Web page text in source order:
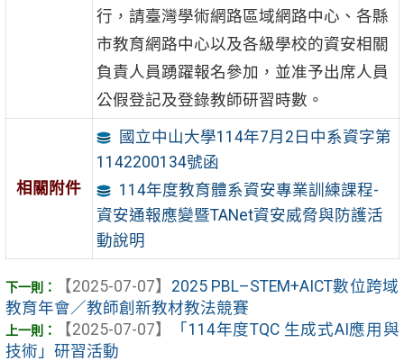
行，請臺灣學術網路區域網路中心、各縣
市教育網路中心以及各級學校的資安相關
負責人員踴躍報名參加，並准予出席人員
公假登記及登錄教師研習時數。
相關附件
國立中山大學114年7月2日中系資字第
1142200134號函
114年度教育體系資安專業訓練課程-
資安通報應變暨TANet資安威脅與防護活
動說明
【2025-07-07】 2025 PBL–STEM+AICT數位跨域
教育年會／教師創新教材教法競賽
【2025-07-07】
「114年度TQC 生成式AI應用與
技術」研習活動